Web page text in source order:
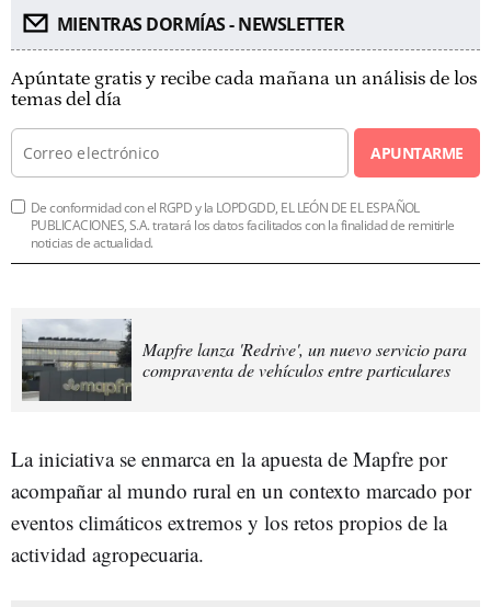
MIENTRAS DORMÍAS - NEWSLETTER
Apúntate gratis y recibe cada mañana un análisis de los
temas del día
APUNTARME
De conformidad con el RGPD y la LOPDGDD, EL LEÓN DE EL ESPAÑOL
PUBLICACIONES, S.A. tratará los datos facilitados con la finalidad de remitirle
noticias de actualidad.
Mapfre lanza 'Redrive', un nuevo servicio para
compraventa de vehículos entre particulares
La iniciativa se enmarca en la apuesta de Mapfre por
acompañar al mundo rural en un contexto marcado por
eventos climáticos extremos y los retos propios de la
actividad agropecuaria.